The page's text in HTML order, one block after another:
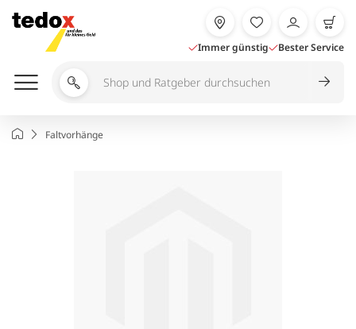
Inhalt
springen
Immer günstig Bester Service
Shop
durchsuchen
StartseiteFaltvorhänge